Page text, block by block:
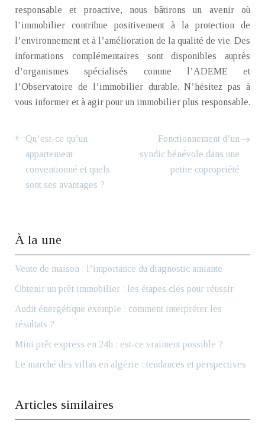
responsable et proactive, nous bâtirons un avenir où
l’immobilier contribue positivement à la protection de
l’environnement et à l’amélioration de la qualité de vie. Des
informations complémentaires sont disponibles auprès
d’organismes spécialisés comme l’ADEME et
l’Observatoire de l’immobilier durable. N’hésitez pas à
vous informer et à agir pour un immobilier plus responsable.
Qu’est-ce qu’un
appartement
conventionné et quels
sont ses avantages ?
Fonctionnement d’un
syndic bénévole dans une
petite copropriété
À la une
Vente de maison : l’importance du diagnostic amiante
Obtenir un prêt immobilier : les étapes clés pour réussir
Audit énergétique exemple : comment interpréter les
résultats ?
Mini prêt express en 24h : est-ce vraiment possible ?
Le marché des villas en algérie : tendances et perspectives
Articles similaires